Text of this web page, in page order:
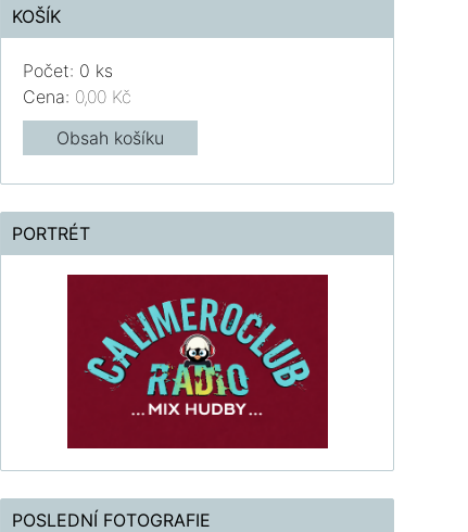
KOŠÍK
Počet: 0 ks
Cena: 0,00 Kč
Obsah košíku
PORTRÉT
POSLEDNÍ FOTOGRAFIE